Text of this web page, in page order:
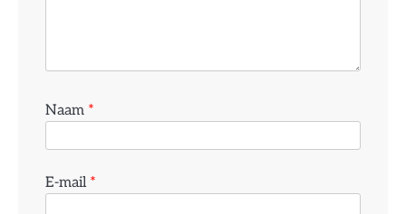
Naam *
E-mail *